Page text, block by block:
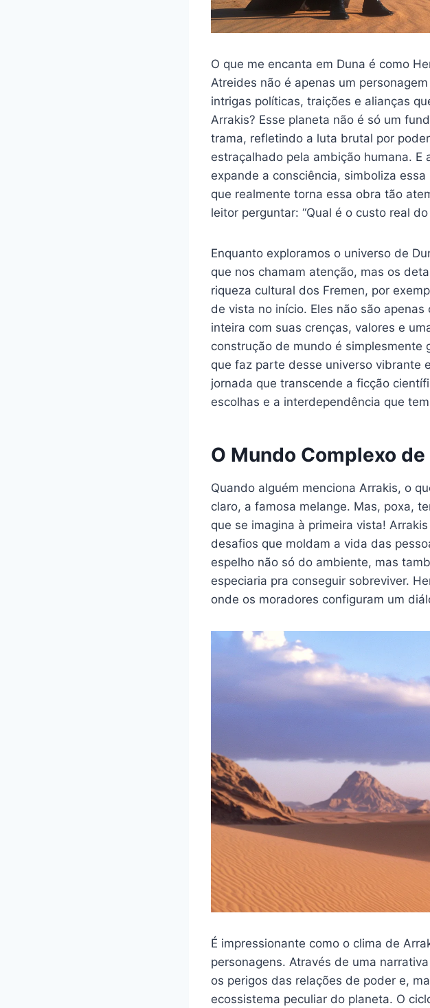
O que me encanta em Duna é como
Atreides não é apenas um
intrigas políticas, traições e alianças
Arrakis? Esse planeta não é só um
trama, refletindo a luta brutal por
estraçalhado pela ambição humana. E
expande a consciência, simboliza
que realmente torna essa obra tão
leitor perguntar: “Qual é o custo real
Enquanto exploramos o universo de
que nos chamam atenção, mas os
riqueza cultural dos Fremen, por
de vista no início. Eles não são
inteira com suas crenças, valores e
construção de mundo é simplesmente
que faz parte desse universo vibrante
jornada que transcende a ficção
escolhas e a interdependência que
O Mundo Complexo
Quando alguém menciona Arrakis, o
claro, a famosa melange. Mas, poxa,
que se imagina à primeira vista!
desafios que moldam a vida das
espelho não só do ambiente, mas
especiaria pra conseguir sobreviver.
onde os moradores configuram um
É impressionante como o clima de
personagens. Através de uma
os perigos das relações de poder e,
ecossistema peculiar do planeta. O